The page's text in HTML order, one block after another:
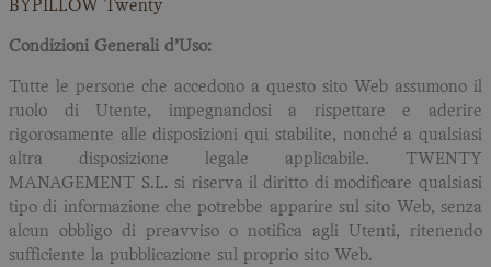
BYPILLOW Twenty
Condizioni Generali d’Uso:
Tutte le persone che accedono a questo sito Web assumono il
ruolo di Utente, impegnandosi a rispettare e aderire
rigorosamente alle disposizioni qui stabilite, nonché a qualsiasi
altra disposizione legale applicabile. TWENTY
MANAGEMENT S.L. si riserva il diritto di modificare qualsiasi
tipo di informazione che potrebbe apparire sul sito Web, senza
alcun obbligo di preavviso o notifica agli Utenti, ritenendo
sufficiente la pubblicazione sul proprio sito Web.